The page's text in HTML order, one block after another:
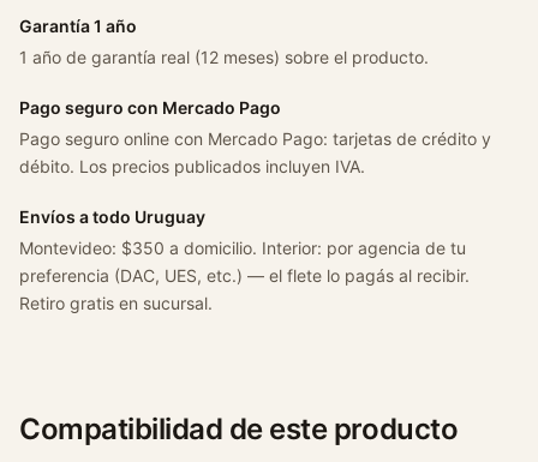
e
1
.
4
a
f
t
a
4
Garantía 1 año
1 año de garantía real (12 meses) sobre el producto.
Pago seguro con Mercado Pago
Pago seguro online con Mercado Pago: tarjetas de crédito y
débito. Los precios publicados incluyen IVA.
Envíos a todo Uruguay
Montevideo: $350 a domicilio. Interior: por agencia de tu
preferencia (DAC, UES, etc.) — el flete lo pagás al recibir.
Retiro gratis en sucursal.
Compatibilidad de este producto